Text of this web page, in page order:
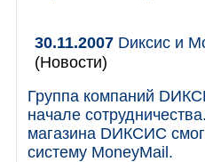
30.11.2007 Dиксис и
(Новости)
Группа компаний
начале
магазина DИКСИС
систему MoneyMail.